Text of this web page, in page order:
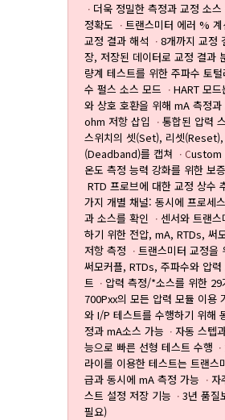
ㆍ 더욱 정밀한 측정과 교정 소
정확도 ㆍ 트랜스미터 에러 %
교정 결과 해석 ㆍ 8개까지 교정
장, 저장된 데이터로 교정 결과
량계 테스트를 위한 주파수 토
수 펄스 소스 모드 ㆍ HART 모
와 상호 호환을 위해 mA 측정
ohm 저항 삽입
ㆍ 통합된 압력
스위치의 셋(Set), 리셋(Reset),
(Deadband)를 캡쳐 ㆍCustom
온도 측정 능력 강화를 위한 보
RTD 프로브에 대한 교정 상수
가지 개별 채널: 동시에 프로세
과 소스를 확인
ㆍ 센서와 트랜
하기 위한 전압, mA, RTDs, 써
저항 측정 ㆍ 트랜스미터 교정을
써모커플, RTDs, 주파수와 압력
트 ㆍ 압력 측정/*소스를 위한
700Pxx의 모든 압력 모듈 이용
와 I/P 테스트를 수행하기 위해
정과 mA소스 가능 ㆍ 자동 스텝
능으로 빠른 선형 테스트 수행 ㆍ
라이를 이용한 테스트는 트랜스
급과 동시에 mA 측정 가능 ㆍ 자
스트 설정 저장 기능 ㆍ 3년 품
필요)